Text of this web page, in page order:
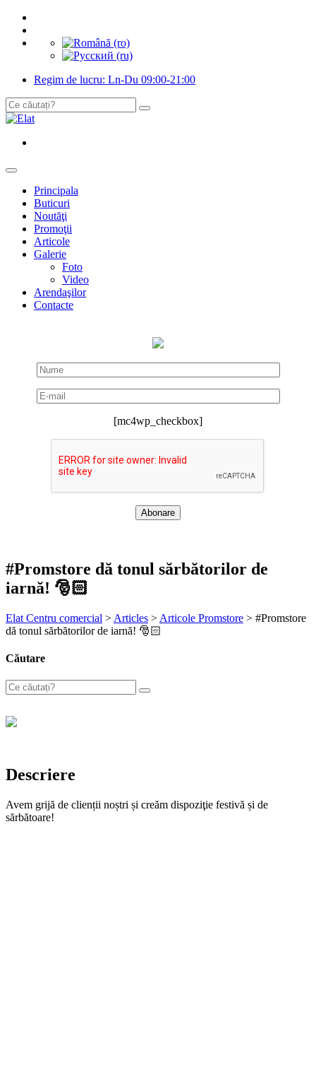
Regim de lucru: Ln-Du 09:00-21:00
Principala
Buticuri
Noutăţi
Promoţii
Articole
Galerie
Foto
Video
Arendaşilor
Contacte
[mc4wp_checkbox]
#Promstore dă tonul sărbătorilor de
iarnă! 🎅🏻
Elat Centru comercial > Articles > Articole Promstore > #Promstore
dă tonul sărbătorilor de iarnă! 🎅🏻
Căutare
Descriere
Avem grijă de clienții noștri și creăm dispoziţie festivă și de
sărbătoare!